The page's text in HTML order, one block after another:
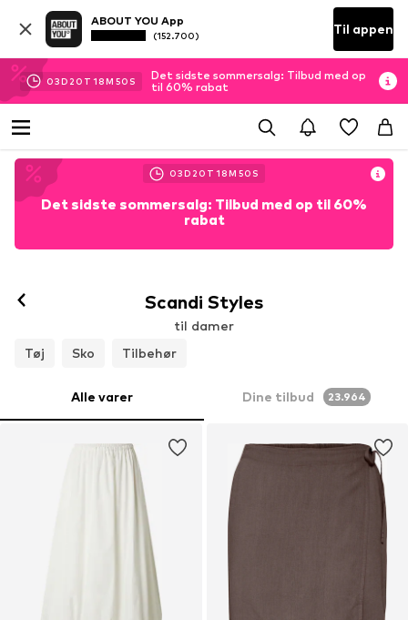
ABOUT YOU App
(152.700) Til appen
03D 20 T 18M 48 S
Det sidste sommersalg: Tilbud med op
til 60% rabat
03D 20 T 18M 48 S
Det sidste sommersalg: Tilbud med op til 60%
rabat
Scandi Styles
til damer
Tøj
Sko Tilbehør
Alle varer Dine tilbud 23.964